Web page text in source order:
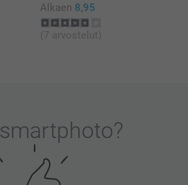
Alkaen 8,95
(7 arvostelut)
smartphoto?